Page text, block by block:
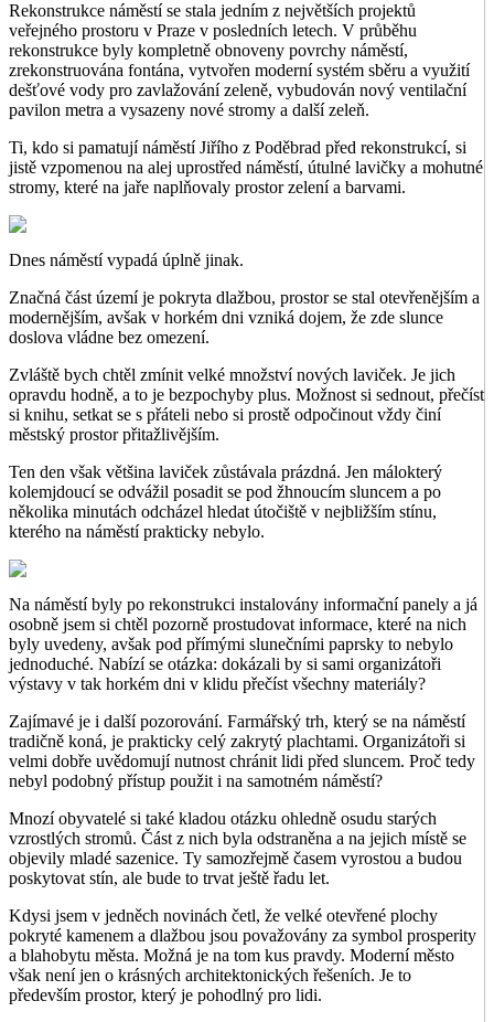
Rekonstrukce náměstí se stala jedním z největších projektů
veřejného prostoru v Praze v posledních letech. V průběhu
rekonstrukce byly kompletně obnoveny povrchy náměstí,
zrekonstruována fontána, vytvořen moderní systém sběru a využití
dešťové vody pro zavlažování zeleně, vybudován nový ventilační
pavilon metra a vysazeny nové stromy a další zeleň.
Ti, kdo si pamatují náměstí Jiřího z Poděbrad před rekonstrukcí, si
jistě vzpomenou na alej uprostřed náměstí, útulné lavičky a mohutné
stromy, které na jaře naplňovaly prostor zelení a barvami.
Dnes náměstí vypadá úplně jinak.
Značná část území je pokryta dlažbou, prostor se stal otevřenějším a
modernějším, avšak v horkém dni vzniká dojem, že zde slunce
doslova vládne bez omezení.
Zvláště bych chtěl zmínit velké množství nových laviček. Je jich
opravdu hodně, a to je bezpochyby plus. Možnost si sednout, přečíst
si knihu, setkat se s přáteli nebo si prostě odpočinout vždy činí
městský prostor přitažlivějším.
Ten den však většina laviček zůstávala prázdná. Jen málokterý
kolemjdoucí se odvážil posadit se pod žhnoucím sluncem a po
několika minutách odcházel hledat útočiště v nejbližším stínu,
kterého na náměstí prakticky nebylo.
Na náměstí byly po rekonstrukci instalovány informační panely a já
osobně jsem si chtěl pozorně prostudovat informace, které na nich
byly uvedeny, avšak pod přímými slunečními paprsky to nebylo
jednoduché. Nabízí se otázka: dokázali by si sami organizátoři
výstavy v tak horkém dni v klidu přečíst všechny materiály?
Zajímavé je i další pozorování. Farmářský trh, který se na náměstí
tradičně koná, je prakticky celý zakrytý plachtami. Organizátoři si
velmi dobře uvědomují nutnost chránit lidi před sluncem. Proč tedy
nebyl podobný přístup použit i na samotném náměstí?
Mnozí obyvatelé si také kladou otázku ohledně osudu starých
vzrostlých stromů. Část z nich byla odstraněna a na jejich místě se
objevily mladé sazenice. Ty samozřejmě časem vyrostou a budou
poskytovat stín, ale bude to trvat ještě řadu let.
Kdysi jsem v jedněch novinách četl, že velké otevřené plochy
pokryté kamenem a dlažbou jsou považovány za symbol prosperity
a blahobytu města. Možná je na tom kus pravdy. Moderní město
však není jen o krásných architektonických řešeních. Je to
především prostor, který je pohodlný pro lidi.